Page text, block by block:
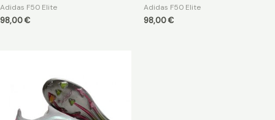
Adidas F50 Elite
98,00€
Adidas F50 Elite
98,00€